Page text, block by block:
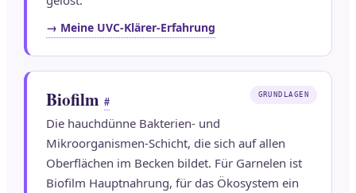
→ Meine UVC-Klärer-Erfahrung
Biofilm #
Die hauchdünne Bakterien- und
Mikroorganismen-Schicht, die sich auf allen
Oberflächen im Becken bildet. Für Garnelen ist
Biofilm Hauptnahrung, für das Ökosystem ein
GRUNDLAGEN